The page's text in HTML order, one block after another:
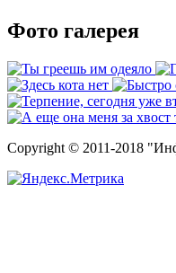
Фото галерея
Copyright © 2011-2018